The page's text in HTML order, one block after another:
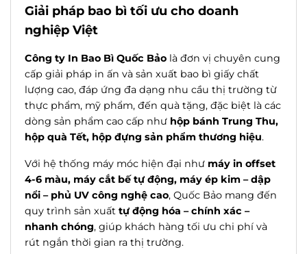
Giải pháp bao bì tối ưu cho doanh
nghiệp Việt
Công ty In Bao Bì Quốc Bảo là đơn vị chuyên cung
cấp giải pháp in ấn và sản xuất bao bì giấy chất
lượng cao, đáp ứng đa dạng nhu cầu thị trường từ
thực phẩm, mỹ phẩm, đến quà tặng, đặc biệt là các
dòng sản phẩm cao cấp như hộp bánh Trung Thu,
hộp quà Tết, hộp đựng sản phẩm thương hiệu.
Với hệ thống máy móc hiện đại như máy in offset
4-6 màu, máy cắt bế tự động, máy ép kim – dập
nổi – phủ UV công nghệ cao, Quốc Bảo mang đến
quy trình sản xuất tự động hóa – chính xác –
nhanh chóng, giúp khách hàng tối ưu chi phí và
rút ngắn thời gian ra thị trường.